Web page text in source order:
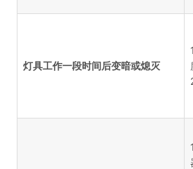
灯具工作一段时间后变暗或熄灭